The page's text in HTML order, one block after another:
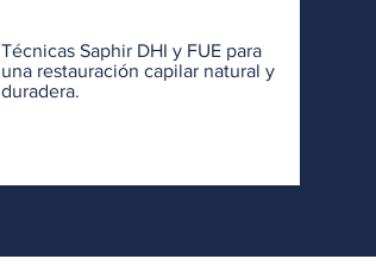
Técnicas Saphir DHI y FUE para
una restauración capilar natural y
duradera.